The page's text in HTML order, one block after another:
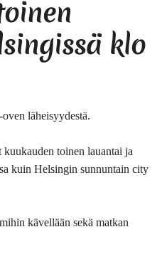
klo
läheisyydestä.
toinen lauantai ja
kuin Helsingin sunnuntain city
kävellään sekä matkan